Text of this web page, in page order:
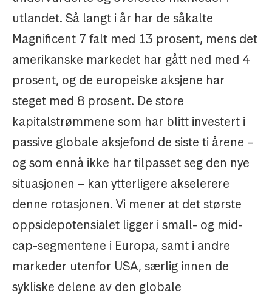
utlandet. Så langt i år har de såkalte
Magnificent 7 falt med 13 prosent, mens det
amerikanske markedet har gått ned med 4
prosent, og de europeiske aksjene har
steget med 8 prosent. De store
kapitalstrømmene som har blitt investert i
passive globale aksjefond de siste ti årene –
og som ennå ikke har tilpasset seg den nye
situasjonen – kan ytterligere akselerere
denne rotasjonen. Vi mener at det største
oppsidepotensialet ligger i small- og mid-
cap-segmentene i Europa, samt i andre
markeder utenfor USA, særlig innen de
sykliske delene av den globale